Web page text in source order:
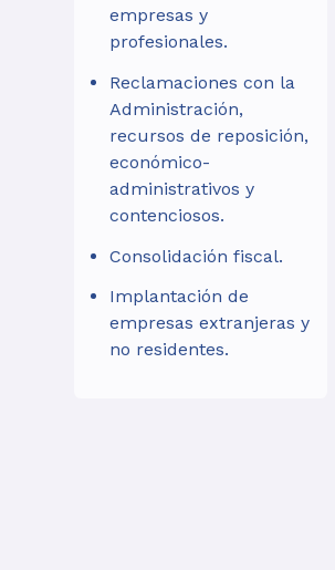
empresas y
profesionales.
Reclamaciones con la
Administración,
recursos de reposición,
económico-
administrativos y
contenciosos.
Consolidación fiscal.
Implantación de
empresas extranjeras y
no residentes.